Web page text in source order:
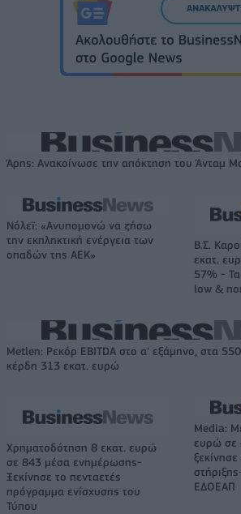
Άρης: Ανακοίνωσε την απόκτηση του Άνταμ
Νόλεϊ: «Ανυπομονώ να ζήσω
την εκπληκτική ενέργεια των
οπαδών της ΑΕΚ»
Β.Σ.
εκατ.
57% - Τα
low &
Metlen: Ρεκόρ EBITDA στο α' εξάμηνο, στα
κέρδη 313 εκατ. ευρώ
Χρηματοδότηση 8 εκατ. ευρώ
σε 843 μέσα ενημέρωσης-
Ξεκίνησε το πενταετές
πρόγραμμα ενίσχυσης του
Τύπου
Media:
ευρώ σε
ΕΔΟΕΑΠ